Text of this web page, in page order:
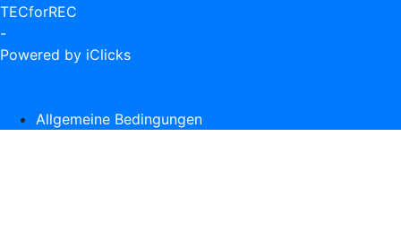
TECforREC
-
Powered by iClicks
Allgemeine Bedingungen